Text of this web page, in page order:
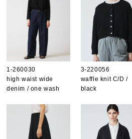
1-260030
high waist wide
denim / one wash
3-220056
waffle knit C/D /
black